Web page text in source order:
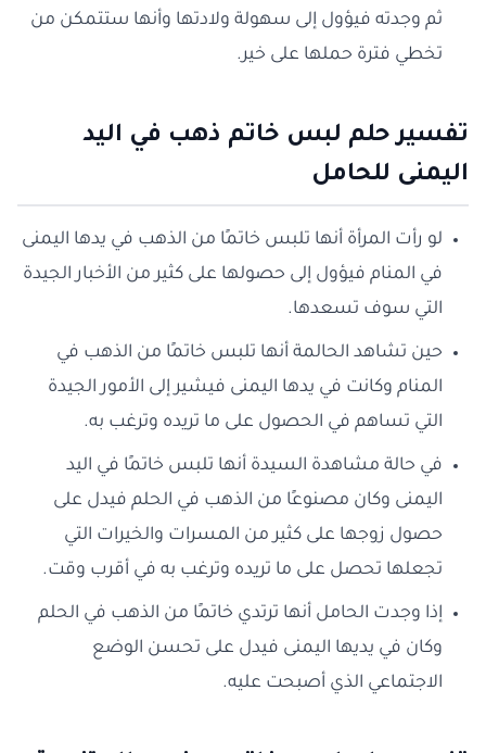
ثم وجدته فيؤول إلى سهولة ولادتها وأنها ستتمكن من
تخطي فترة حملها على خير.
تفسير حلم لبس خاتم ذهب في اليد
اليمنى للحامل
لو رأت المرأة أنها تلبس خاتمًا من الذهب في يدها اليمنى
في المنام فيؤول إلى حصولها على كثير من الأخبار الجيدة
التي سوف تسعدها.
حين تشاهد الحالمة أنها تلبس خاتمًا من الذهب في
المنام وكانت في يدها اليمنى فيشير إلى الأمور الجيدة
التي تساهم في الحصول على ما تريده وترغب به.
في حالة مشاهدة السيدة أنها تلبس خاتمًا في اليد
اليمنى وكان مصنوعًا من الذهب في الحلم فيدل على
حصول زوجها على كثير من المسرات والخيرات التي
تجعلها تحصل على ما تريده وترغب به في أقرب وقت.
إذا وجدت الحامل أنها ترتدي خاتمًا من الذهب في الحلم
وكان في يديها اليمنى فيدل على تحسن الوضع
الاجتماعي الذي أصبحت عليه.